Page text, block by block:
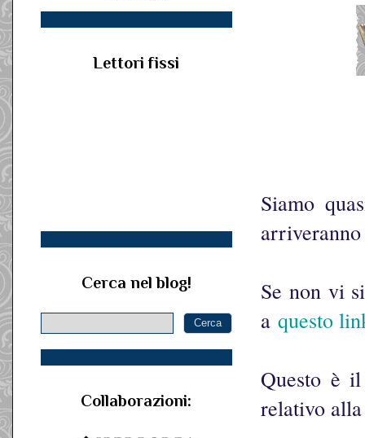
Siamo
Se non vi
a questo
Questo è
relativo
Lettori fissi
Cerca nel blog!
Collaborazioni: